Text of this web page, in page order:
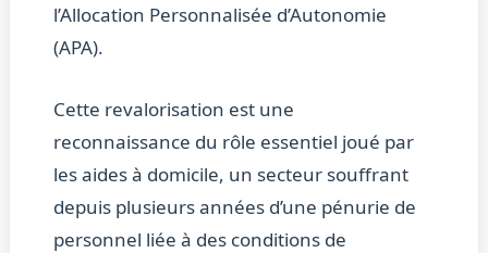
l’Allocation Personnalisée d’Autonomie
(APA).
Cette revalorisation est une
reconnaissance du rôle essentiel joué par
les aides à domicile, un secteur souffrant
depuis plusieurs années d’une pénurie de
personnel liée à des conditions de